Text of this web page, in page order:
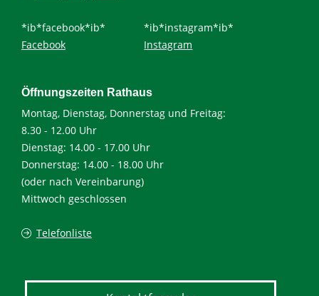
*ib*facebook*ib*
Facebook
*ib*instagram*ib*
Instagram
Öffnungszeiten Rathaus
Montag, Dienstag, Donnerstag und Freitag:
8.30 - 12.00 Uhr
Dienstag: 14.00 - 17.00 Uhr
Donnerstag: 14.00 - 18.00 Uhr
(oder nach Vereinbarung)
Mittwoch geschlossen
Telefonliste